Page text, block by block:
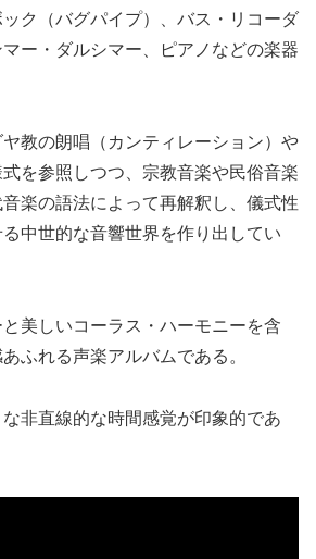
ク（バグパイプ）、バス・リコーダ
ー・ダルシマー、ピアノなどの楽器
教の朗唱（カンティレーション）や
を参照しつつ、宗教音楽や民俗音楽
楽の語法によって再解釈し、儀式性
中世的な音響世界を作り出してい
美しいコーラス・ハーモニーを含
ふれる声楽アルバムである。
非直線的な時間感覚が印象的であ